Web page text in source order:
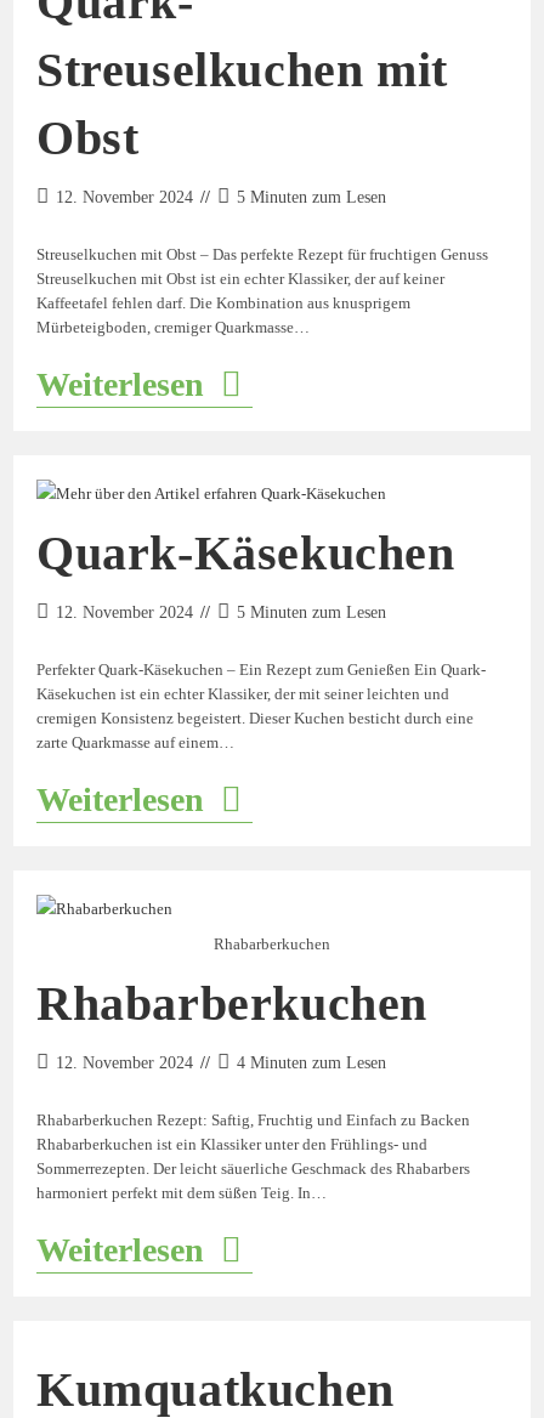
Streuselkuchen mit
Obst
12. November 2024 5 Minuten zum Lesen
Streuselkuchen mit Obst – Das perfekte Rezept für fruchtigen Genuss
Streuselkuchen mit Obst ist ein echter Klassiker, der auf keiner
Kaffeetafel fehlen darf. Die Kombination aus knusprigem
Mürbeteigboden, cremiger Quarkmasse…
Weiterlesen
Quark-Käsekuchen
12. November 2024 5 Minuten zum Lesen
Perfekter Quark-Käsekuchen – Ein Rezept zum Genießen Ein Quark-
Käsekuchen ist ein echter Klassiker, der mit seiner leichten und
cremigen Konsistenz begeistert. Dieser Kuchen besticht durch eine
zarte Quarkmasse auf einem…
Weiterlesen
Rhabarberkuchen
Rhabarberkuchen
12. November 2024 4 Minuten zum Lesen
Rhabarberkuchen Rezept: Saftig, Fruchtig und Einfach zu Backen
Rhabarberkuchen ist ein Klassiker unter den Frühlings- und
Sommerrezepten. Der leicht säuerliche Geschmack des Rhabarbers
harmoniert perfekt mit dem süßen Teig. In…
Weiterlesen
Kumquatkuchen